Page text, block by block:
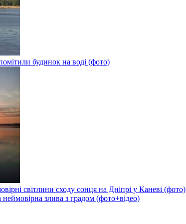
будинок на воді (фото)
світлини сходу сонця на Дніпрі у Каневі (фото)
злива з градом (фото+відео)